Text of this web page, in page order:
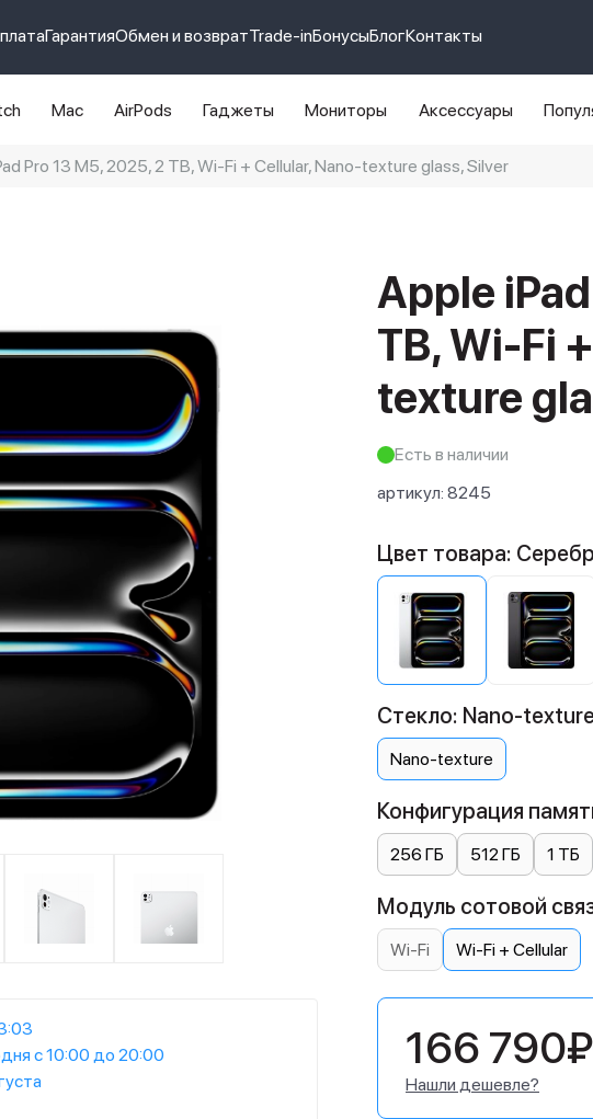
ГарантияОбмен и возвратTrade-inБонусыБлогКонтакты
Mac AirPods Гаджеты Мониторы Аксессуары
Pro 13 M5, 2025, 2 TB, Wi-Fi + Cellular, Nano-texture glass, Silver
Apple
TB, Wi-Fi
texture
Есть в наличии
артикул: 8245
с 10:00 до 20:00
Цвет товара:
Стекло: Nano-
Nano-texture
Конфигурация
256 ГБ 512 ГБ 1 ТБ
Модуль сотовой
Wi-Fi Wi-Fi + Cellular
166 790₽
Нашли дешевле?